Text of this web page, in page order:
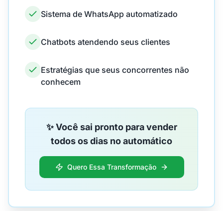
Sistema de WhatsApp automatizado
Chatbots atendendo seus clientes
Estratégias que seus concorrentes não
conhecem
✨ Você sai pronto para vender
todos os dias no automático
Quero Essa Transformação